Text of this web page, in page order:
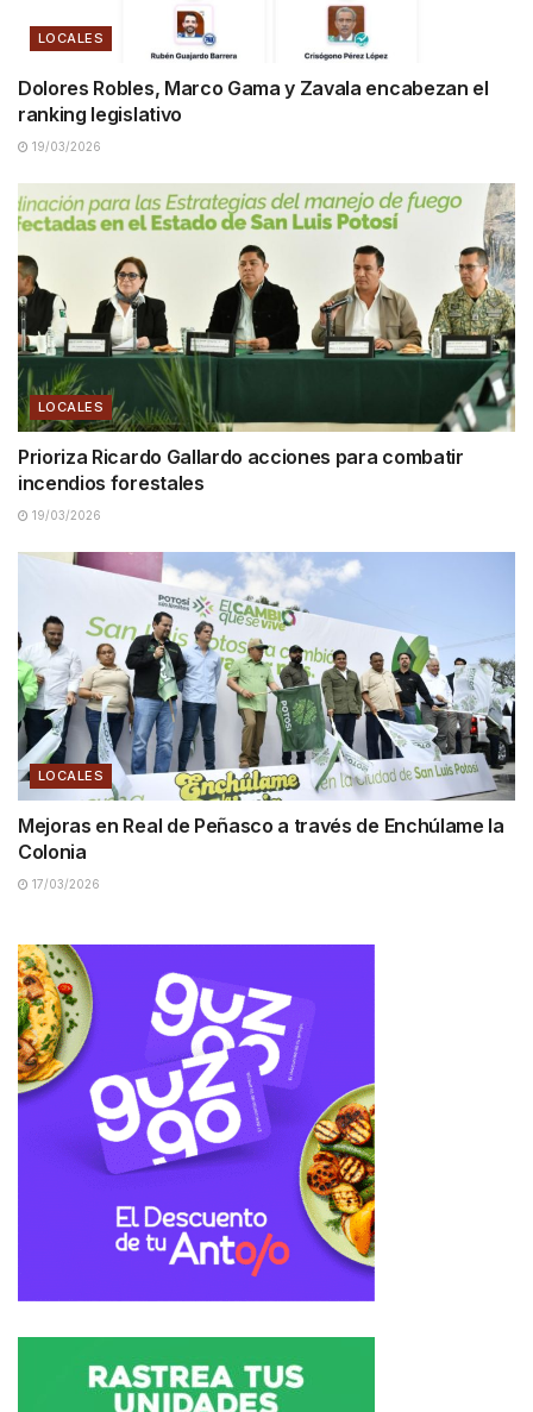
LOCALES
Dolores Robles, Marco Gama y Zavala encabezan el
ranking legislativo
19/03/2026
LOCALES
Prioriza Ricardo Gallardo acciones para combatir
incendios forestales
19/03/2026
LOCALES
Mejoras en Real de Peñasco a través de Enchúlame la
Colonia
17/03/2026